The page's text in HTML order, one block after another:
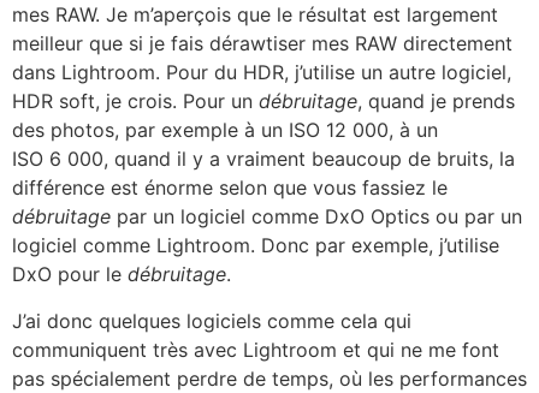
mes RAW. Je m’aperçois que le résultat est largement
meilleur que si je fais dérawtiser mes RAW directement
dans Lightroom. Pour du HDR, j’utilise un autre logiciel,
HDR soft, je crois. Pour un débruitage, quand je prends
des photos, par exemple à un ISO 12 000, à un
ISO 6 000, quand il y a vraiment beaucoup de bruits, la
différence est énorme selon que vous fassiez le
débruitage par un logiciel comme DxO Optics ou par un
logiciel comme Lightroom. Donc par exemple, j’utilise
DxO pour le débruitage.
J’ai donc quelques logiciels comme cela qui
communiquent très avec Lightroom et qui ne me font
pas spécialement perdre de temps, où les performances